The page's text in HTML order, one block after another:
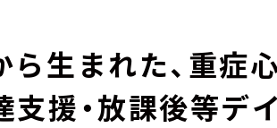
生まれた、重症
援・放課後等デ